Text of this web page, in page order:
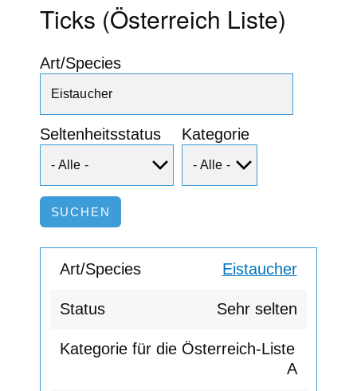
Ticks (Österreich Liste)
Art/Species
Seltenheitsstatus Kategorie
Eistaucher
Sehr selten
A